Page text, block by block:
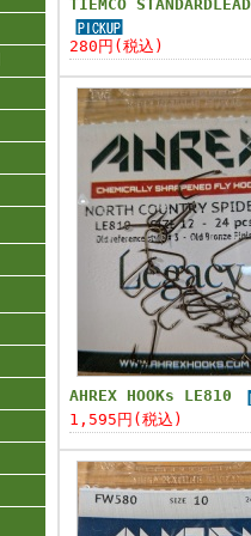
TIEMCO
280円(税込)
AHREX HOOKs LE810
1,595円(税込)